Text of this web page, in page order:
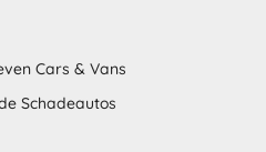
Cars & Vans
Schadeautos